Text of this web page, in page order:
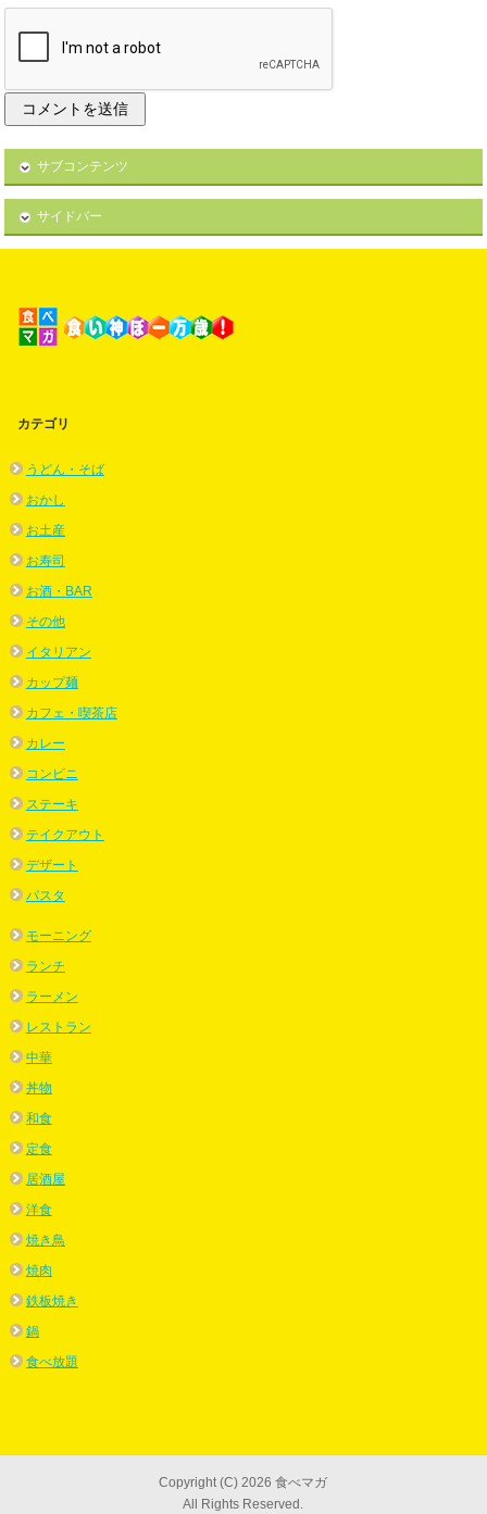
サブコンテンツ
サイドバー
カテゴリ
うどん・そば
おかし
お土産
お寿司
お酒・BAR
その他
イタリアン
カップ麺
カフェ・喫茶店
カレー
コンビニ
ステーキ
テイクアウト
デザート
パスタ
モーニング
ランチ
ラーメン
レストラン
中華
丼物
和食
定食
居酒屋
洋食
焼き鳥
焼肉
鉄板焼き
鍋
食べ放題
Copyright (C) 2026 食べマガ
All Rights Reserved.